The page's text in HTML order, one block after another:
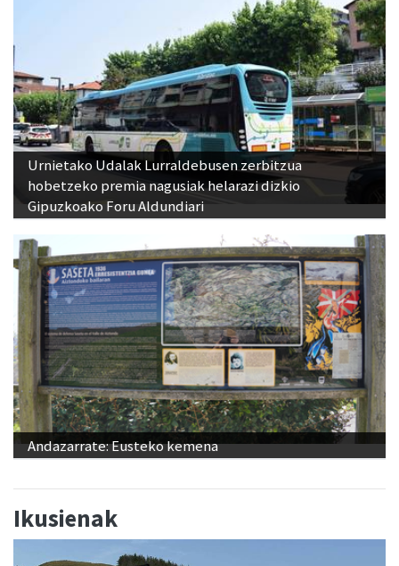
Urnietako Udalak Lurraldebusen zerbitzua
hobetzeko premia nagusiak helarazi dizkio
Gipuzkoako Foru Aldundiari
Andazarrate: Eusteko kemena
Ikusienak